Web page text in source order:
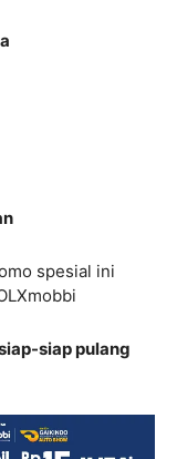
spesial ini
siap pulang